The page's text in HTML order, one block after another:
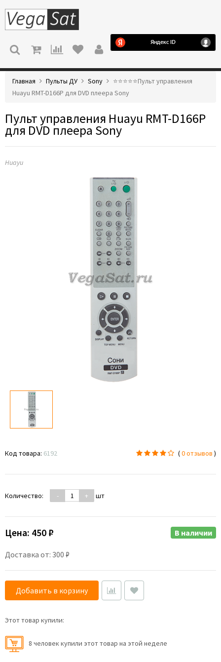
МЕНЮ
Главная Пульты ДУ Sony
⭐️⭐️⭐️⭐️⭐️Пульт управления
Huayu RMT-D166P для DVD плеера Sony
Пульт управления Huayu RMT-D166P
для DVD плеера Sony
Huayu
Код товара: 6192 (0 отзывов )
Количество: - + шт
Цена: 450 ₽
Доставка от: 300 ₽
В наличии
Добавить в корзину
Этот товар купили:
8 человек купили этот товар на этой неделе